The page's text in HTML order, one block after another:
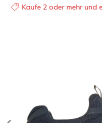
Kaufe 2 oder mehr und